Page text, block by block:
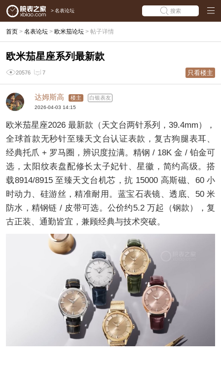
> 名表论坛 搜索
首页 > 名表论坛 > 欧米茄论坛 > 帖子详情
欧米茄星座系列最新款
20576 7 只看楼主
达姆斯高 楼主 白银表友
2026-04-03 14:15
欧米茄星座2026 最新款（天文台两针系列，39.4mm），
全球首款无秒针至臻天文台认证表款，复古狗腿表耳、
经典托爪 + 罗马圈，辨识度拉满。精钢 / 18K 金 / 铂金可
选，太阳纹表盘配修长太子妃针、星徽，简约高级。搭
载8914/8915 至臻天文台机芯，抗 15000 高斯磁、60 小
时动力、硅游丝，精准耐用。蓝宝石表镜、透底、50 米
防水，精钢链 / 皮带可选。公价约5.2 万起（钢款），复
古正装、通勤皆宜，兼顾经典与技术突破。